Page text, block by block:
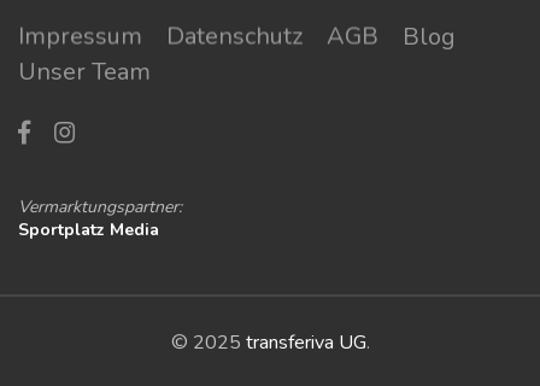
Impressum Datenschutz AGB
Blog
Unser Team
Vermarktungspartner:
Sportplatz Media
© 2025 transferiva UG.